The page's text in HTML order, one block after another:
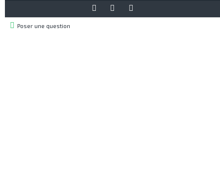
Poser une question